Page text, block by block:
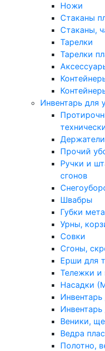
Ножи
Стаканы
Стаканы,
Тарелки
Тарелки
Инвентарь для
Прочий
Ручки и
сгонов
Швабры
Губки
Урны,
Совки
Сгоны,
Ерши для
Тележки и
Насадки
Веники,
Ведра
Полотно,